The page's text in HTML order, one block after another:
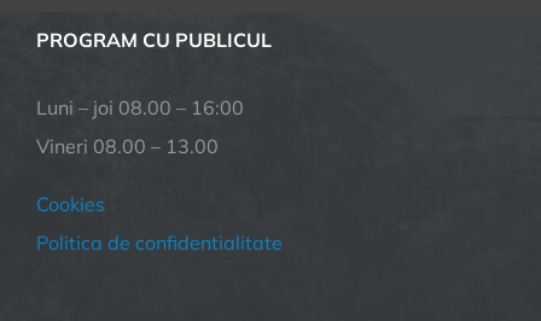
PROGRAM CU PUBLICUL
Luni – joi 08.00 – 16:00
Vineri 08.00 – 13.00
Cookies
Politica de confidentialitate